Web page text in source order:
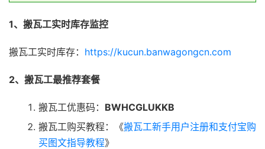
1、搬瓦工实时库存监控
搬瓦工实时库存： https://kucun.banwagongcn.com
2、搬瓦工最推荐套餐
搬瓦工优惠码： BWHCGLUKKB
搬瓦工购买教程：《搬瓦工新手用户注册和支付宝购
买图文指导教程》